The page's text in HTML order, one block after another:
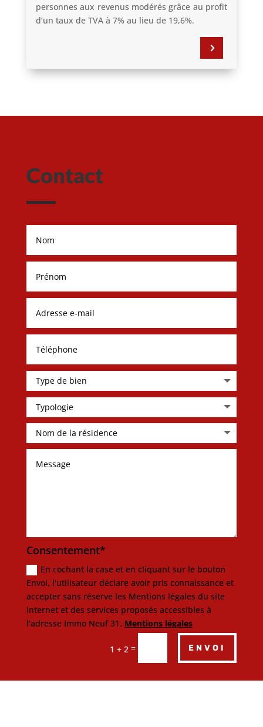
personnes aux revenus modérés grâce au profit
d’un taux de TVA à 7% au lieu de 19,6%.
5
Contact
Consentement*
En cochant la case et en cliquant sur le bouton
Envoi, l'utilisateur déclare avoir pris connaissance et
accepter sans réserve les Mentions légales du site
internet et des services proposés accessibles à
l'adresse Immo Neuf 31. Mentions légales
1 + 2 = ENVOI